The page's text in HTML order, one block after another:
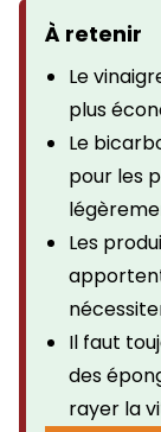
À retenir
Le
plus
Le
pour les
Les
Il faut
des
rayer la